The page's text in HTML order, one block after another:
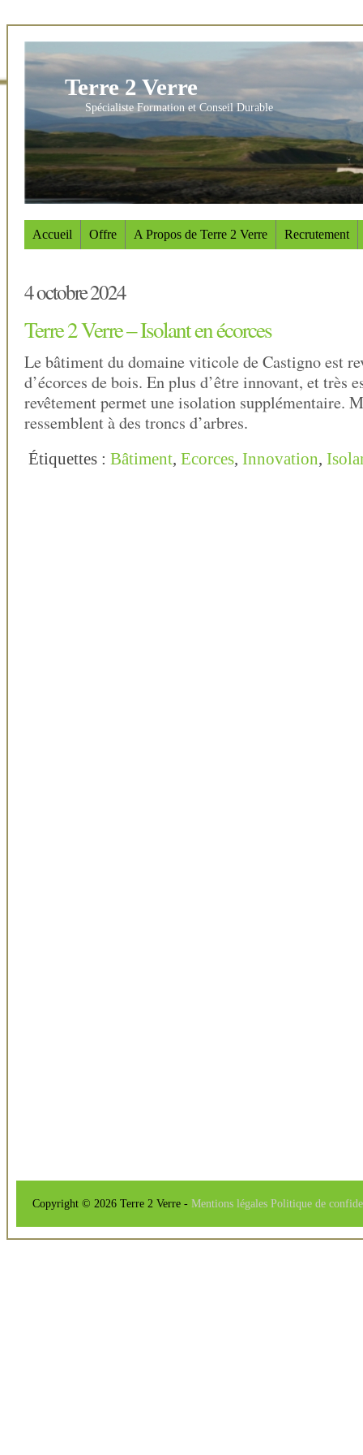
Terre 2 Verre
Spécialiste Formation et Conseil Durable
Accueil Offre A Propos de Terre 2 Verre Recrutement
4 octobre 2024
Terre 2 Verre – Isolant en écorces
Le bâtiment du domaine viticole de Castigno est
d’écorces de bois. En plus d’être innovant, et très
revêtement permet une isolation supplémentaire.
ressemblent à des troncs d’arbres.
Étiquettes : Bâtiment, Ecorces, Innovation,
Copyright © 2026 Terre 2 Verre - Mentions légales Politique de